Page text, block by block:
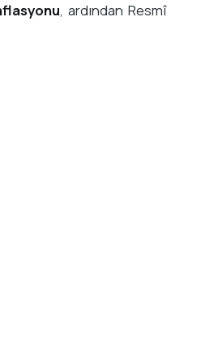
, ardından Resmî